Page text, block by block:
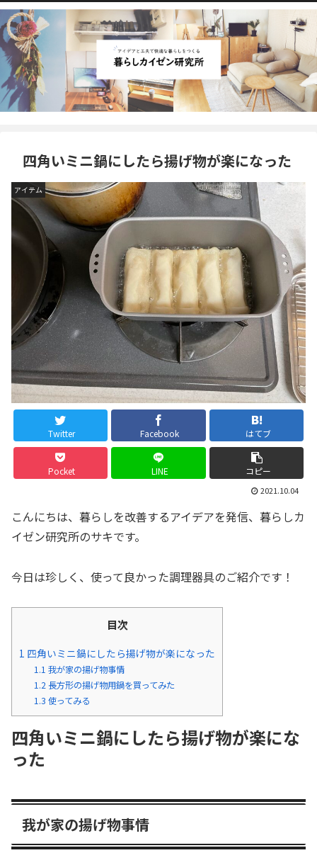
四角いミニ鍋にしたら揚げ物が楽になった
アイテム
Twitter Facebook はてブ
Pocket LINE コピー
2021.10.04
こんにちは、暮らしを改善するアイデアを発信、暮らしカ
イゼン研究所のサキです。
今日は珍しく、使って良かった調理器具のご紹介です！
目次
1 四角いミニ鍋にしたら揚げ物が楽になった
1.1 我が家の揚げ物事情
1.2長方形の揚げ物用鍋を買ってみた
1.3 使ってみる
四角いミニ鍋にしたら揚げ物が楽にな
った
我が家の揚げ物事情